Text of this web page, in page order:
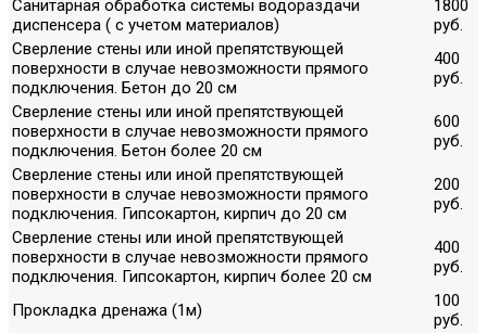
Санитарная обработка системы водораздачи
диспенсера ( с учетом материалов)
1800
руб.
Сверление стены или иной препятствующей
поверхности в случае невозможности прямого
подключения. Бетон до 20 см
400
руб.
Сверление стены или иной препятствующей
поверхности в случае невозможности прямого
подключения. Бетон более 20 см
600
руб.
Сверление стены или иной препятствующей
поверхности в случае невозможности прямого
подключения. Гипсокартон, кирпич до 20 см
200
руб.
Сверление стены или иной препятствующей
поверхности в случае невозможности прямого
подключения. Гипсокартон, кирпич более 20 см
400
руб.
Прокладка дренажа (1м)
100
руб.